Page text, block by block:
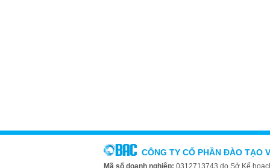
CÔNG TY CỔ PHẦN ĐÀO TẠO
Mã số doanh nghiệp: 0312713743 do Sở Kế